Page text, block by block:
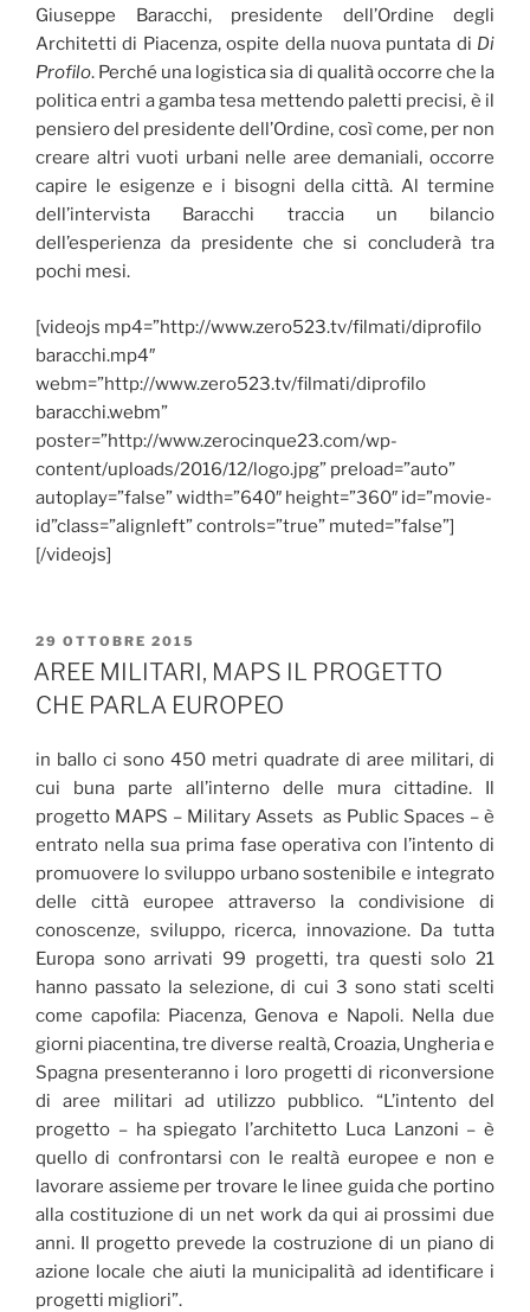
Giuseppe Baracchi, presidente dell’Ordine degli
Architetti di Piacenza, ospite della nuova puntata di Di
Profilo. Perché una logistica sia di qualità occorre che la
politica entri a gamba tesa mettendo paletti precisi, è il
pensiero del presidente dell’Ordine, così come, per non
creare altri vuoti urbani nelle aree demaniali, occorre
capire le esigenze e i bisogni della città. Al termine
dell’intervista Baracchi traccia un bilancio
dell’esperienza da presidente che si concluderà tra
pochi mesi.
[videojs mp4=”http://www.zero523.tv/filmati/diprofilo
baracchi.mp4″
webm=”http://www.zero523.tv/filmati/diprofilo
baracchi.webm”
poster=”http://www.zerocinque23.com/wp-
content/uploads/2016/12/logo.jpg” preload=”auto”
autoplay=”false” width=”640″ height=”360″ id=”movie-
id”class=”alignleft” controls=”true” muted=”false”]
[/videojs]
PUBBLICATO
IL
29 OTTOBRE 2015
AREE MILITARI, MAPS IL PROGETTO
CHE PARLA EUROPEO
in ballo ci sono 450 metri quadrate di aree militari, di
cui buna parte all’interno delle mura cittadine. Il
progetto MAPS – Military Assets as Public Spaces – è
entrato nella sua prima fase operativa con l’intento di
promuovere lo sviluppo urbano sostenibile e integrato
delle città europee attraverso la condivisione di
conoscenze, sviluppo, ricerca, innovazione. Da tutta
Europa sono arrivati 99 progetti, tra questi solo 21
hanno passato la selezione, di cui 3 sono stati scelti
come capofila: Piacenza, Genova e Napoli. Nella due
giorni piacentina, tre diverse realtà, Croazia, Ungheria e
Spagna presenteranno i loro progetti di riconversione
di aree militari ad utilizzo pubblico. “L’intento del
progetto – ha spiegato l’architetto Luca Lanzoni – è
quello di confrontarsi con le realtà europee e non e
lavorare assieme per trovare le linee guida che portino
alla costituzione di un net work da qui ai prossimi due
anni. Il progetto prevede la costruzione di un piano di
azione locale che aiuti la municipalità ad identificare i
progetti migliori”.